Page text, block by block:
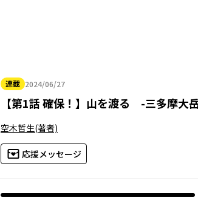
連載 2024/06/27
2024年06月27日
【第1話 確保！ 】 山を渡る -三多摩大
空木哲生(著者)
応援メッセージ